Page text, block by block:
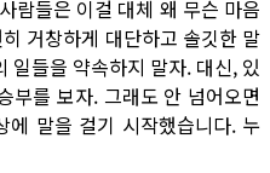
람들은 이걸 대체 왜 무슨 마음
거창하게 대단하고 솔깃한 말
일들을 약속하지 말자. 대신, 있
부를 보자. 그래도 안 넘어오면
에 말을 걸기 시작했습니다. 누